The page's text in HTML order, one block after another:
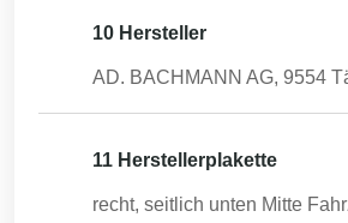
10 Hersteller
AD. BACHMANN AG, 9554
11 Herstellerplakette
recht, seitlich unten Mitte